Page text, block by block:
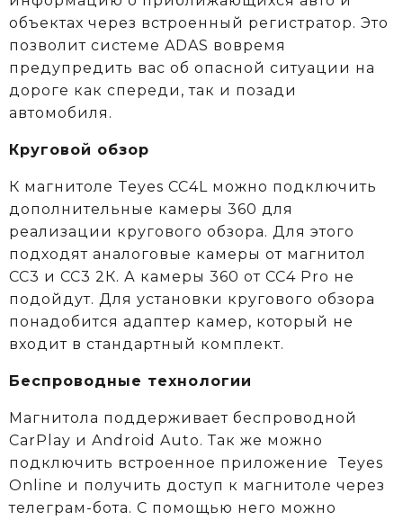
объектах через встроенный регистратор. Это
позволит системе ADAS вовремя
предупредить вас об опасной ситуации на
дороге как спереди, так и позади
автомобиля.
Круговой обзор
К магнитоле Teyes CC4L можно подключить
дополнительные камеры 360 для
реализации кругового обзора. Для этого
подходят аналоговые камеры от магнитол
СС3 и СС3 2К. А камеры 360 от CC4 Pro не
подойдут. Для установки кругового обзора
понадобится адаптер камер, который не
входит в стандартный комплект.
Беспроводные технологии
Магнитола поддерживает беспроводной
CarPlay и Android Auto. Так же можно
подключить встроенное приложение Teyes
Online и получить доступ к магнитоле через
телеграм-бота. С помощью него можно